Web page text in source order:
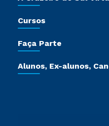
Sala de Imprensa
Certificadoras
Jornada do Aluno
Cursos
Pós-graduação
Cursos Livres
Faça Parte
Vestibular Redação
Alunos, Ex-alunos,